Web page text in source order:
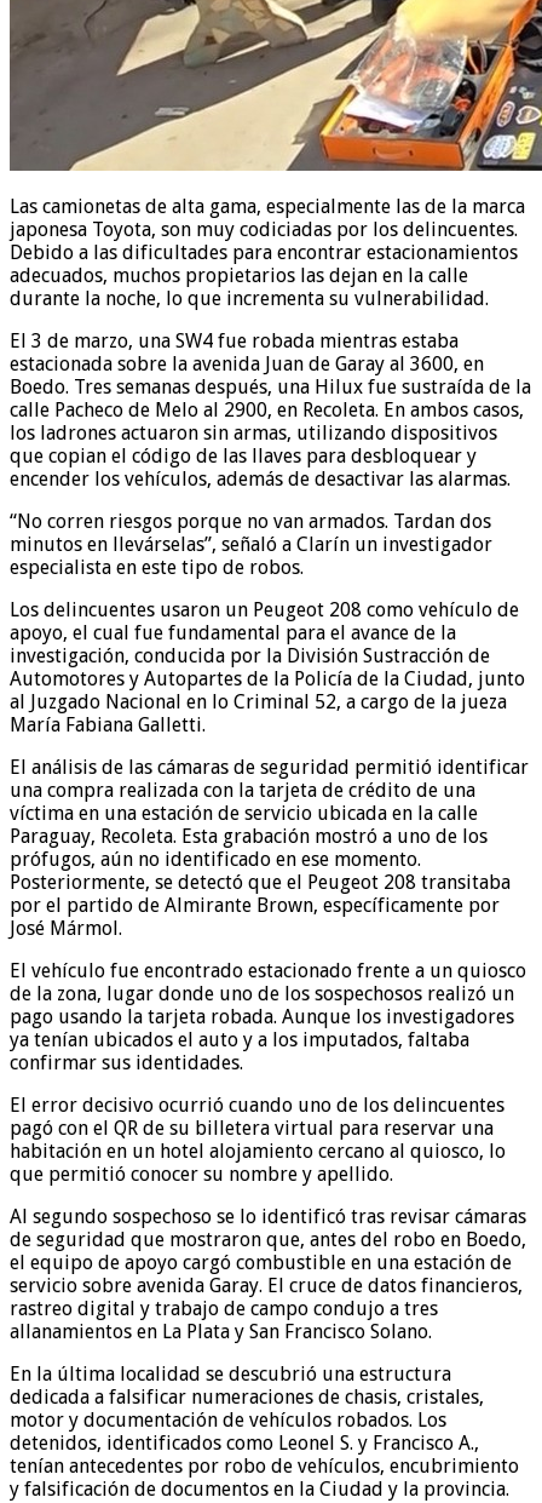
Las camionetas de alta gama, especialmente las de la marca
japonesa Toyota, son muy codiciadas por los delincuentes.
Debido a las dificultades para encontrar estacionamientos
adecuados, muchos propietarios las dejan en la calle
durante la noche, lo que incrementa su vulnerabilidad.
El 3 de marzo, una SW4 fue robada mientras estaba
estacionada sobre la avenida Juan de Garay al 3600, en
Boedo. Tres semanas después, una Hilux fue sustraída de la
calle Pacheco de Melo al 2900, en Recoleta. En ambos casos,
los ladrones actuaron sin armas, utilizando dispositivos
que copian el código de las llaves para desbloquear y
encender los vehículos, además de desactivar las alarmas.
“No corren riesgos porque no van armados. Tardan dos
minutos en llevárselas”, señaló a Clarín un investigador
especialista en este tipo de robos.
Los delincuentes usaron un Peugeot 208 como vehículo de
apoyo, el cual fue fundamental para el avance de la
investigación, conducida por la División Sustracción de
Automotores y Autopartes de la Policía de la Ciudad, junto
al Juzgado Nacional en lo Criminal 52, a cargo de la jueza
María Fabiana Galletti.
El análisis de las cámaras de seguridad permitió identificar
una compra realizada con la tarjeta de crédito de una
víctima en una estación de servicio ubicada en la calle
Paraguay, Recoleta. Esta grabación mostró a uno de los
prófugos, aún no identificado en ese momento.
Posteriormente, se detectó que el Peugeot 208 transitaba
por el partido de Almirante Brown, específicamente por
José Mármol.
El vehículo fue encontrado estacionado frente a un quiosco
de la zona, lugar donde uno de los sospechosos realizó un
pago usando la tarjeta robada. Aunque los investigadores
ya tenían ubicados el auto y a los imputados, faltaba
confirmar sus identidades.
El error decisivo ocurrió cuando uno de los delincuentes
pagó con el QR de su billetera virtual para reservar una
habitación en un hotel alojamiento cercano al quiosco, lo
que permitió conocer su nombre y apellido.
Al segundo sospechoso se lo identificó tras revisar cámaras
de seguridad que mostraron que, antes del robo en Boedo,
el equipo de apoyo cargó combustible en una estación de
servicio sobre avenida Garay. El cruce de datos financieros,
rastreo digital y trabajo de campo condujo a tres
allanamientos en La Plata y San Francisco Solano.
En la última localidad se descubrió una estructura
dedicada a falsificar numeraciones de chasis, cristales,
motor y documentación de vehículos robados. Los
detenidos, identificados como Leonel S. y Francisco A.,
tenían antecedentes por robo de vehículos, encubrimiento
y falsificación de documentos en la Ciudad y la provincia.